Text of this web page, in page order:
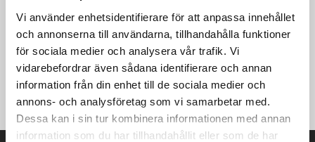
Vi använder enhetsidentifierare för att anpassa innehållet
och annonserna till användarna, tillhandahålla funktioner
för sociala medier och analysera vår trafik. Vi
vidarebefordrar även sådana identifierare och annan
information från din enhet till de sociala medier och
annons- och analysföretag som vi samarbetar med.
Dessa kan i sin tur kombinera informationen med annan
information som du har tillhandahållit eller som de har
·125 g/m² (Vit: 120 g/m²) ·100% bomull (poplin) ·Långärmad
·Klassisk krage ·Knappar i samma ton ·Ok med 2 sidoveck ·Ficka
med kant på vänster bröst ·Runda manschetter, justerbara
med 2 knappar plus enkel knapp på Manschetten ·Classic cut
·Rak nederkant ·Reservknappar ·Easy care.